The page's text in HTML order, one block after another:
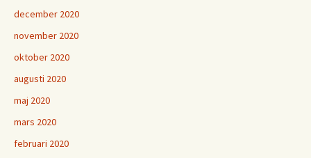
december 2020
november 2020
oktober 2020
augusti 2020
maj 2020
mars 2020
februari 2020